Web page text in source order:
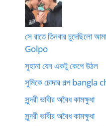
সে রাতে তিনবার
Golpo
সুহানা যেন একটু কেপে উঠল
সুমিকে চোদার গল্প
সুন্দরী ভাবীর অবৈধ কামক্ষুধা
সুন্দরী ভাবীর অবৈধ কামক্ষুধা